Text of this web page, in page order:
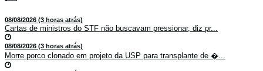
08/08/2026 (3 horas atrás)
Cartas de ministros do STF não buscavam pressionar, diz pr...
08/08/2026 (3 horas atrás)
Morre porco clonado em projeto da USP para transplante de �...